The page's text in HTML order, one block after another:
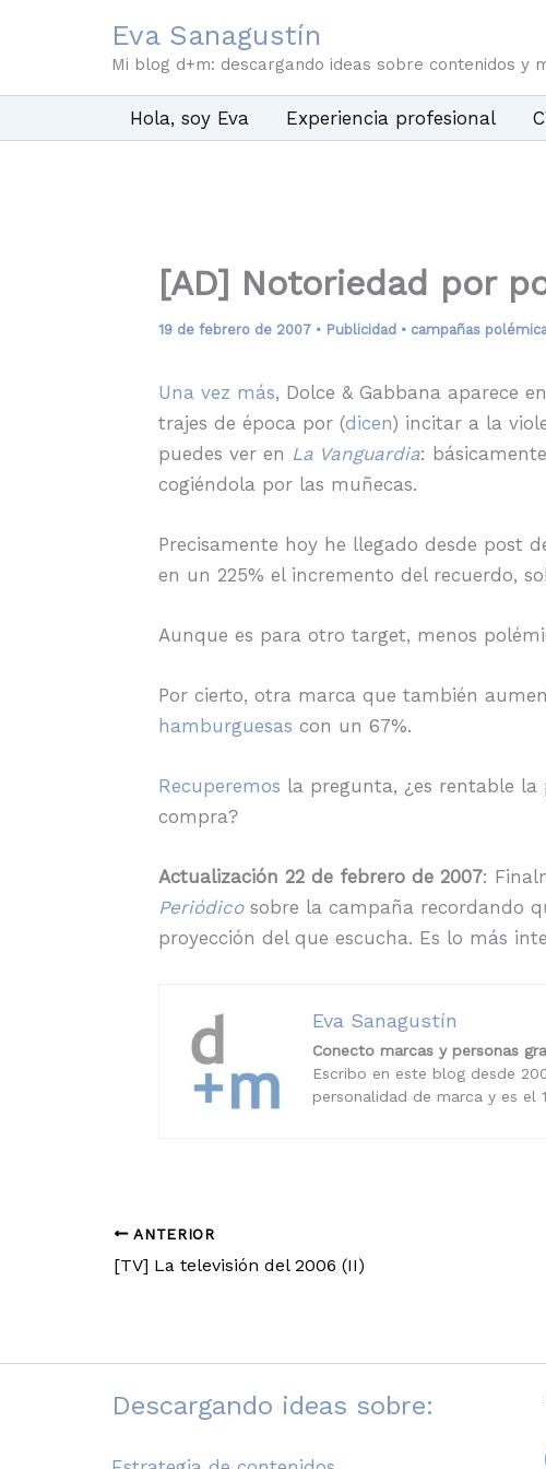
Eva Sanagustín
Mi blog d+m: descargando ideas sobre contenidos y
Hola, soy Eva Experiencia profesional
[AD] Notoriedad por
19 de febrero de 2007 • Publicidad• campañas
Una vez más, Dolce & Gabbana aparece
trajes de época por (dicen) incitar a la
puedes ver en La Vanguardia:
cogiéndola por las muñecas.
Precisamente hoy he llegado desde post
en un 225% el incremento del recuerdo,
Aunque es para otro target, menos
Por cierto, otra marca que también
hamburguesas con un 67%.
Recuperemos la pregunta, ¿es rentable la
compra?
Actualización 22 de febrero de 2007:
Periódicosobre la campaña recordando
proyección del que escucha. Es lo más
Eva Sanagustín
Conecto marcas y personas
Escribo en este blog desde
personalidad de marca y es el
ANTERIOR
[TV] La televisión del 2006 (II)
Descargando ideas sobre: